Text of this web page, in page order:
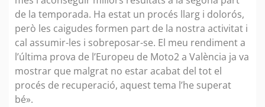
de la temporada. Ha estat un procés llarg i dolorós,
però les caigudes formen part de la nostra activitat i
cal assumir-les i sobreposar-se. El meu rendiment a
l’última prova de l’Europeu de Moto2 a València ja va
mostrar que malgrat no estar acabat del tot el
procés de recuperació, aquest tema l’he superat
bé».